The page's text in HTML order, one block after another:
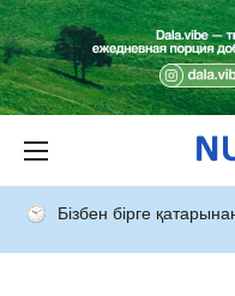
Бізбен бірге